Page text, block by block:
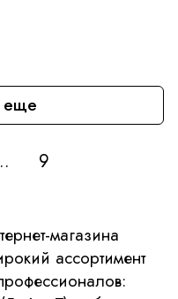
еще
9
магазина
ассортимент